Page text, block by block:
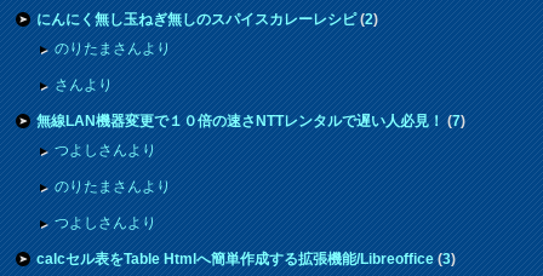
にんにく無し玉ねぎ無しのスパイスカレーレシピ(2)
のりたまさんより
さんより
無線LAN機器変更で１０倍の速さNTTレンタルで遅い人必見！(7)
つよしさんより
のりたまさんより
つよしさんより
calcセル表をTable Htmlへ簡単作成する拡張機能/Libreoffice(3)